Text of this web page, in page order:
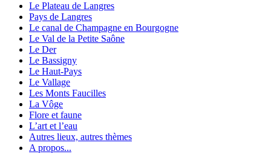
Le Plateau de Langres
Pays de Langres
Le canal de Champagne en Bourgogne
Le Val de la Petite Saône
Le Der
Le Bassigny
Le Haut-Pays
Le Vallage
Les Monts Faucilles
La Vôge
Flore et faune
L’art et l’eau
Autres lieux, autres thèmes
A propos...